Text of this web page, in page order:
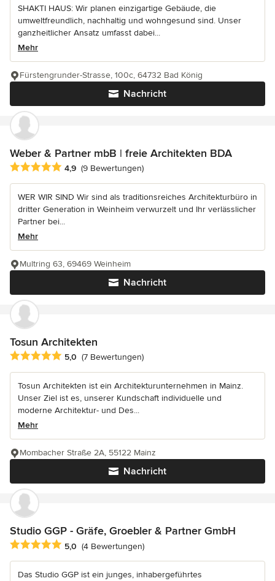
SHAKTI HAUS: Wir planen einzigartige Gebäude, die
umweltfreundlich, nachhaltig und wohngesund sind. Unser
ganzheitlicher Ansatz umfasst dabei...
Mehr
Nachricht
Fürstengrunder-Strasse, 100c, 64732 Bad König
Weber & Partner mbB | freie Architekten BDA
Durchschnittliche Bewertung: 4.9 von 5 Sternen
4,9 (9 Bewertungen)
WER WIR SIND Wir sind als traditionsreiches Architekturbüro in
dritter Generation in Weinheim verwurzelt und Ihr verlässlicher
Partner bei...
Mehr
Nachricht
Multring 63, 69469 Weinheim
Tosun Architekten
Durchschnittliche Bewertung: 5 von 5 Sternen
5,0 (7 Bewertungen)
Tosun Architekten ist ein Architekturunternehmen in Mainz.
Unser Ziel ist es, unserer Kundschaft individuelle und
moderne Architektur- und Des...
Mehr
Nachricht
Mombacher Straße 2A, 55122 Mainz
Studio GGP - Gräfe, Groebler & Partner GmbH
Durchschnittliche Bewertung: 5 von 5 Sternen
5,0 (4 Bewertungen)
Das Studio GGP ist ein junges, inhabergeführtes